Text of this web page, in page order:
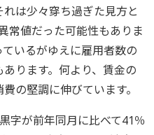
は少々穿ち過ぎた見方と
常値だった可能性もありま
いるがゆえに雇用者数の
ります。何より、賃金の
の堅調に伸びています。
字が前年同月に比べて41％